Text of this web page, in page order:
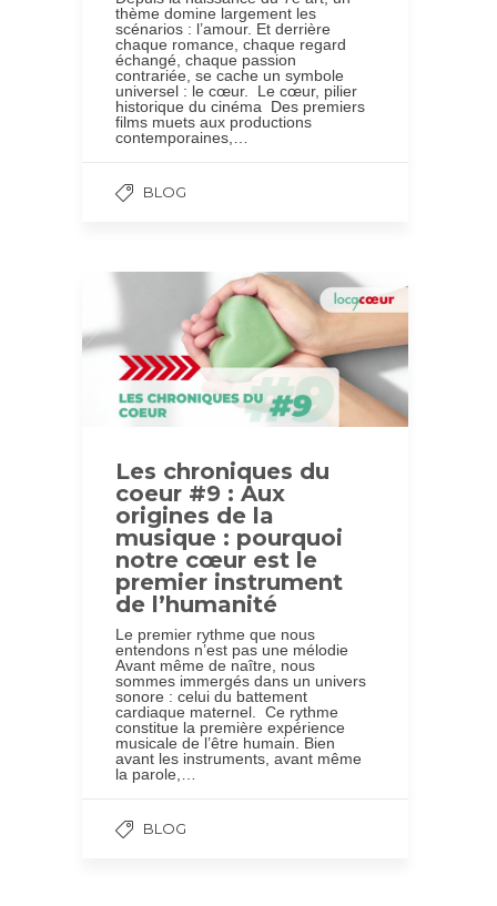
thème domine largement les
scénarios : l’amour. Et derrière
chaque romance, chaque regard
échangé, chaque passion
contrariée, se cache un symbole
universel : le cœur. Le cœur, pilier
historique du cinéma Des premiers
films muets aux productions
contemporaines,…
BLOG
Les chroniques du
coeur #9 : Aux
origines de la
musique : pourquoi
notre cœur est le
premier instrument
de l’humanité
Le premier rythme que nous
entendons n’est pas une mélodie
Avant même de naître, nous
sommes immergés dans un univers
sonore : celui du battement
cardiaque maternel. Ce rythme
constitue la première expérience
musicale de l’être humain. Bien
avant les instruments, avant même
la parole,…
BLOG